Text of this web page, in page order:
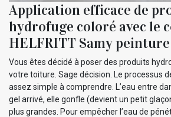
Application efficace de
hydrofuge coloré avec le
HELFRITT Samy
Vous êtes décidé à poser des produits
votre toiture. Sage décision. Le processus
assez simple à comprendre. L’eau entre
gel arrivé, elle gonfle (devient un petit
plus grandes. Pour empêcher l’eau de